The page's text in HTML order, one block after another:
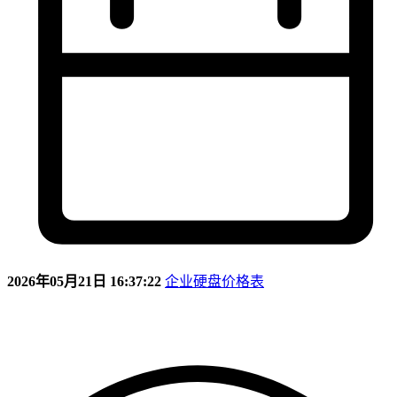
2026年05月21日 16:37:22 企业硬盘价格表